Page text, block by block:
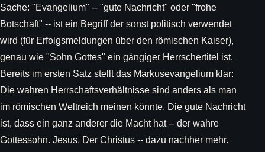
Sache: "Evangelium" -- "gute Nachricht" oder "frohe
Botschaft" -- ist ein Begriff der sonst politisch verwendet
wird (für Erfolgsmeldungen über den römischen Kaiser),
genau wie "Sohn Gottes" ein gängiger Herrschertitel ist.
Bereits im ersten Satz stellt das Markusevangelium klar:
Die wahren Herrschaftsverhältnisse sind anders als man
im römischen Weltreich meinen könnte. Die gute Nachricht
ist, dass ein ganz anderer die Macht hat -- der wahre
Gottessohn. Jesus. Der Christus -- dazu nachher mehr.